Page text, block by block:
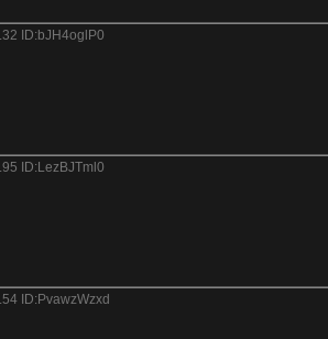
ID:bJH4oglP0
ID:LezBJTml0
ID:PvawzWzxd